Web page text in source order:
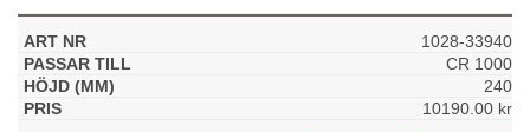
1028-33940
CR 1000
240
10190.00 kr
intressen och ditt
beteende när du
surfar ökar du
chansen att få se